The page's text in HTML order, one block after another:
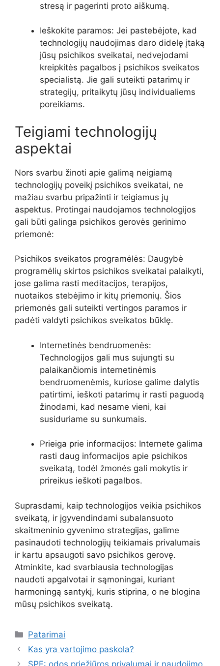
stresą ir pagerinti proto aiškumą.
Ieškokite paramos: Jei pastebėjote, kad
technologijų naudojimas daro didelę įtaką
jūsų psichikos sveikatai, nedvejodami
kreipkitės pagalbos į psichikos sveikatos
specialistą. Jie gali suteikti patarimų ir
strategijų, pritaikytų jūsų individualiems
poreikiams.
Teigiami technologijų
aspektai
Nors svarbu žinoti apie galimą neigiamą
technologijų poveikį psichikos sveikatai, ne
mažiau svarbu pripažinti ir teigiamus jų
aspektus. Protingai naudojamos technologijos
gali būti galinga psichikos gerovės gerinimo
priemonė:
Psichikos sveikatos programėlės: Daugybė
programėlių skirtos psichikos sveikatai palaikyti,
jose galima rasti meditacijos, terapijos,
nuotaikos stebėjimo ir kitų priemonių. Šios
priemonės gali suteikti vertingos paramos ir
padėti valdyti psichikos sveikatos būklę.
Internetinės bendruomenės:
Technologijos gali mus sujungti su
palaikančiomis internetinėmis
bendruomenėmis, kuriose galime dalytis
patirtimi, ieškoti patarimų ir rasti paguodą
žinodami, kad nesame vieni, kai
susiduriame su sunkumais.
Prieiga prie informacijos: Internete galima
rasti daug informacijos apie psichikos
sveikatą, todėl žmonės gali mokytis ir
prireikus ieškoti pagalbos.
Suprasdami, kaip technologijos veikia psichikos
sveikatą, ir įgyvendindami subalansuoto
skaitmeninio gyvenimo strategijas, galime
pasinaudoti technologijų teikiamais privalumais
ir kartu apsaugoti savo psichikos gerovę.
Atminkite, kad svarbiausia technologijas
naudoti apgalvotai ir sąmoningai, kuriant
harmoningą santykį, kuris stiprina, o ne blogina
mūsų psichikos sveikatą.
Kategorijos
Patarimai
Kas yra vartojimo paskola?
SPF: odos priežiūros privalumai ir naudojimo